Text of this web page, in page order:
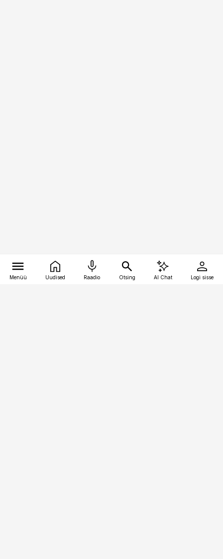
Menüü Uudised Raadio Otsing AI Chat Logi sisse